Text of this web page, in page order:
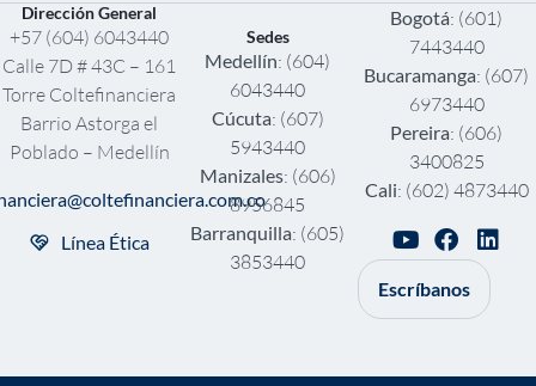
Dirección General
+57 (604) 6043440
Calle 7D # 43C – 161
Torre Coltefinanciera
Barrio Astorga el
Poblado – Medellín
Línea Ética
Sedes
Medellín: (604)
6043440
Cúcuta: (607)
5943440
Manizales: (606)
8956845
Barranquilla: (605)
3853440
Bogotá: (601)
7443440
Bucaramanga: (607)
6973440
Pereira: (606)
3400825
Cali: (602) 4873440
Escríbanos